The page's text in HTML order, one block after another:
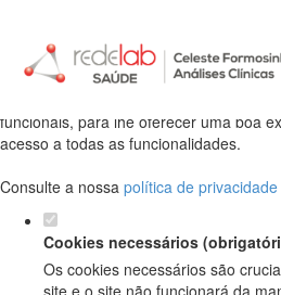
Defina as suas
para este website.
funcionais, para lhe oferecer uma boa
acesso a todas as funcionalidades.
Consulte a nossa política de
Cookies necessários
Os cookies necessários são
site e o site não funcionará da